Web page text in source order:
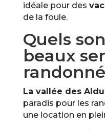
idéale pour des
de la foule.
Quels
beaux
La vallée des
paradis pour les
une location en